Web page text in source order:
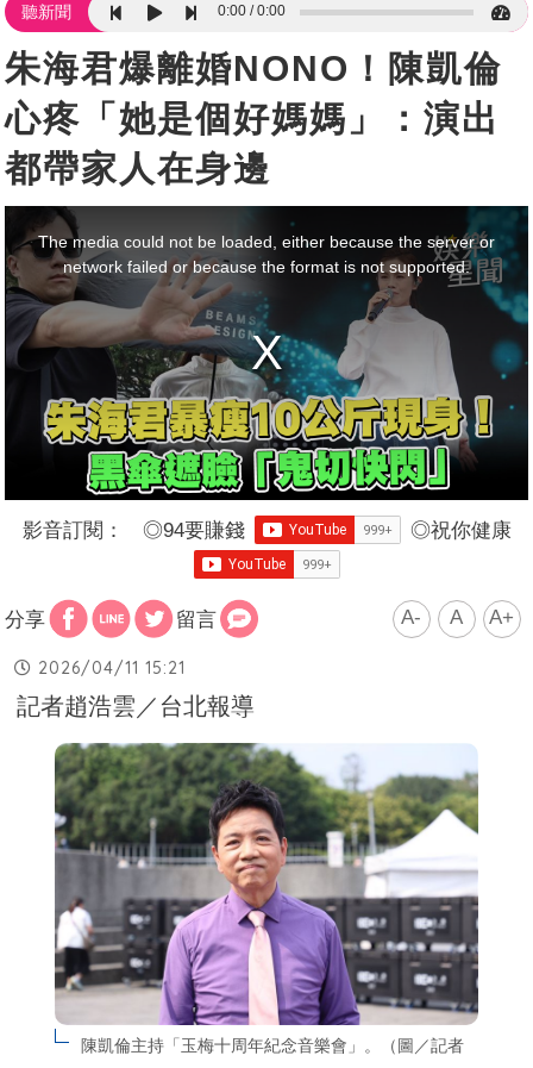
聽新聞 0:00 0:00
朱海君爆離婚NONO！陳凱倫
心疼「她是個好媽媽」：演出
都帶家人在身邊
modal
window.
The media could not be loaded, either because the server or
network failed or because the format is not supported.
影音訂閱： ◎94要賺錢 ◎祝你健康
分享 留言 A- A A+
2026/04/11 15:21
記者趙浩雲／台北報導
陳凱倫主持「玉梅十周年紀念音樂會」。（圖／記者